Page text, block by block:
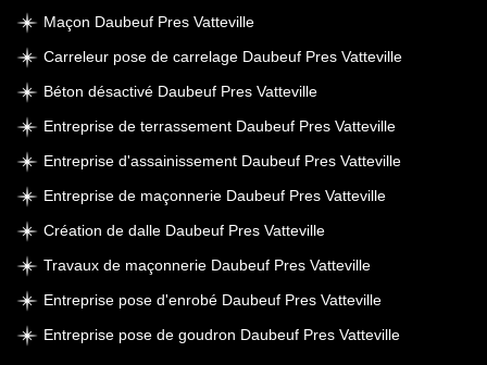
Maçon Daubeuf Pres Vatteville
Carreleur pose de carrelage Daubeuf Pres Vatteville
Béton désactivé Daubeuf Pres Vatteville
Entreprise de terrassement Daubeuf Pres Vatteville
Entreprise d'assainissement Daubeuf Pres Vatteville
Entreprise de maçonnerie Daubeuf Pres Vatteville
Création de dalle Daubeuf Pres Vatteville
Travaux de maçonnerie Daubeuf Pres Vatteville
Entreprise pose d'enrobé Daubeuf Pres Vatteville
Entreprise pose de goudron Daubeuf Pres Vatteville